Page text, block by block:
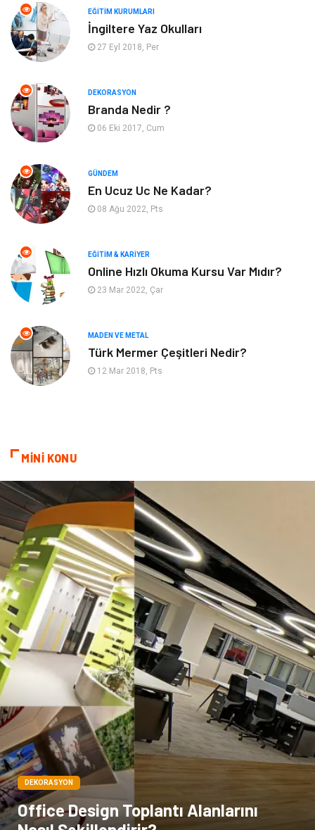
Otomotiv
Yapı İnşaat
Tatil
Bahçe Ev Maden ve Metal
Organizasyon Plastik
Emlak
Finans & Ekonomi
Endüstriyel Ürünler
Aksesuar
Nakliyat
Kiralama Servisleri Markalar
Çadır Kına Gecesi
Spor Malzemeleri Basın Yayın
Moda İthalat İhracat
Bakım
EĞITIM KURUMLARI
İngiltere Yaz Okulları
27 Eyl 2018, Per
DEKORASYON
Branda Nedir ?
06 Eki 2017, Cum
GÜNDEM
En Ucuz Uc Ne Kadar?
08 Ağu 2022, Pts
EĞITIM & KARIYER
Online Hızlı Okuma Kursu Var Mıdır?
23 Mar 2022, Çar
MADEN VE METAL
Türk Mermer Çeşitleri Nedir?
12 Mar 2018, Pts
MİNİ KONU
DEKORASYON
Office Design Toplantı Alanlarını